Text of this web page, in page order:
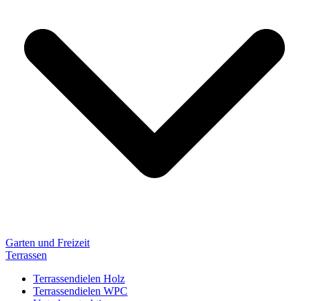
Garten und Freizeit
Terrassen
Terrassendielen Holz
Terrassendielen WPC